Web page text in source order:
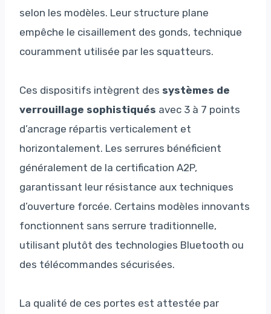
selon les modèles. Leur structure plane
empêche le cisaillement des gonds, technique
couramment utilisée par les squatteurs.
Ces dispositifs intègrent des systèmes de
verrouillage sophistiqués avec 3 à 7 points
d’ancrage répartis verticalement et
horizontalement. Les serrures bénéficient
généralement de la certification A2P,
garantissant leur résistance aux techniques
d’ouverture forcée. Certains modèles innovants
fonctionnent sans serrure traditionnelle,
utilisant plutôt des technologies Bluetooth ou
des télécommandes sécurisées.
La qualité de ces portes est attestée par